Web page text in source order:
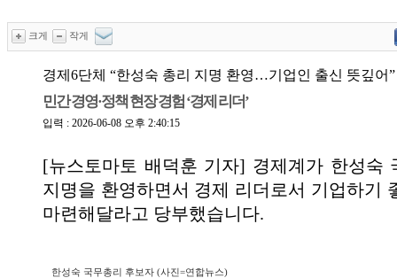
크게 작게
경제6단체 “한성숙 총리 지명 환영…기업인 출신 뜻깊어”
민간 경영·정책 현장 경험 ‘경제 리더’
입력 : 2026-06-08 오후 2:40:15
[뉴스토마토 배덕훈 기자] 경제계가 한성숙
지명을 환영하면서 경제 리더로서 기업하기
마련해달라고 당부했습니다.
한성숙 국무총리 후보자 (사진=연합뉴스)